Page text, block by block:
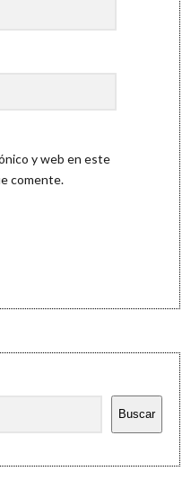
y web en este
comente.
Buscar